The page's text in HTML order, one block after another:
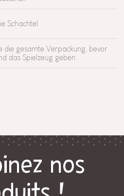
Schachtel
die gesamte Verpackung, bevor
das Spielzeug geben.
nos